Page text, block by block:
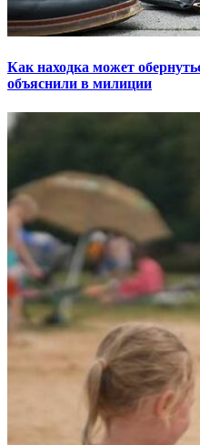
Как находка может
объяснили в милиции